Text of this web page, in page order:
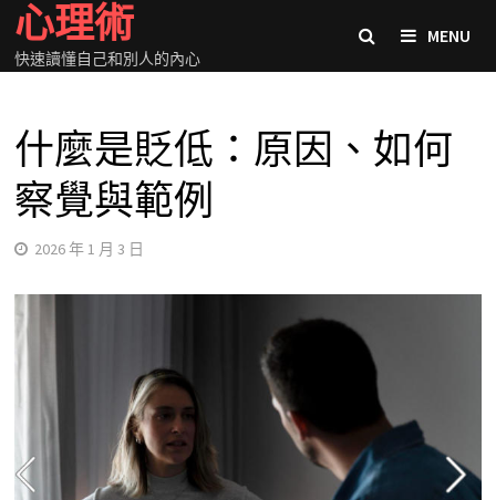
Skip
content
心理術
快速讀懂自己和別人的內心
MENU
什麼是貶低：原因、如何
察覺與範例
2026 年 1 月 3 日